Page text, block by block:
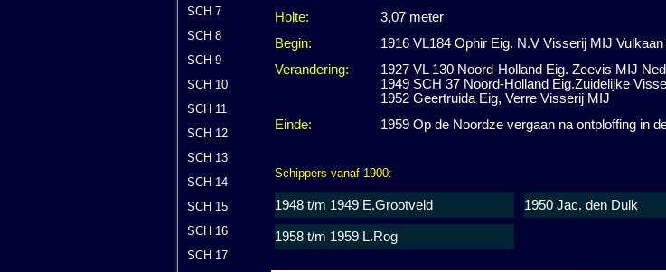
SCH 7
SCH 8
SCH 9
SCH 10
SCH 11
SCH 12
SCH 13
SCH 14
SCH 15
SCH 16
SCH 17
Holte:
3,07 meter
Begin:
1916 VL184 Ophir Eig. N.V Visserij MIJ
Verandering:
1927 VL 130 Noord-Holland Eig. Zeevis MIJ
1949 SCH 37 Noord-Holland Eig.Zuidelijke
1952 Geertruida Eig, Verre Visserij MIJ
Einde:
1959 Op de Noordze vergaan na ontploffing in
Schippers vanaf 1900:
1948 t/m 1949 E.Grootveld 1950 Jac. den Dulk
1958 t/m 1959 L.Rog